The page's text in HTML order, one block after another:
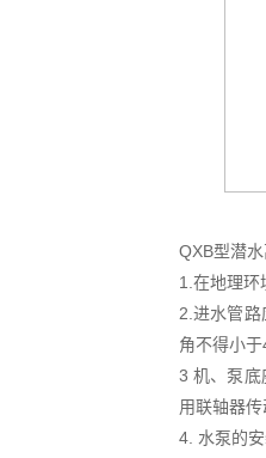
QXB型潜
1.在地理环
2.进水管
角不得小
3 机、泵底
用联轴器
4. 水泵的